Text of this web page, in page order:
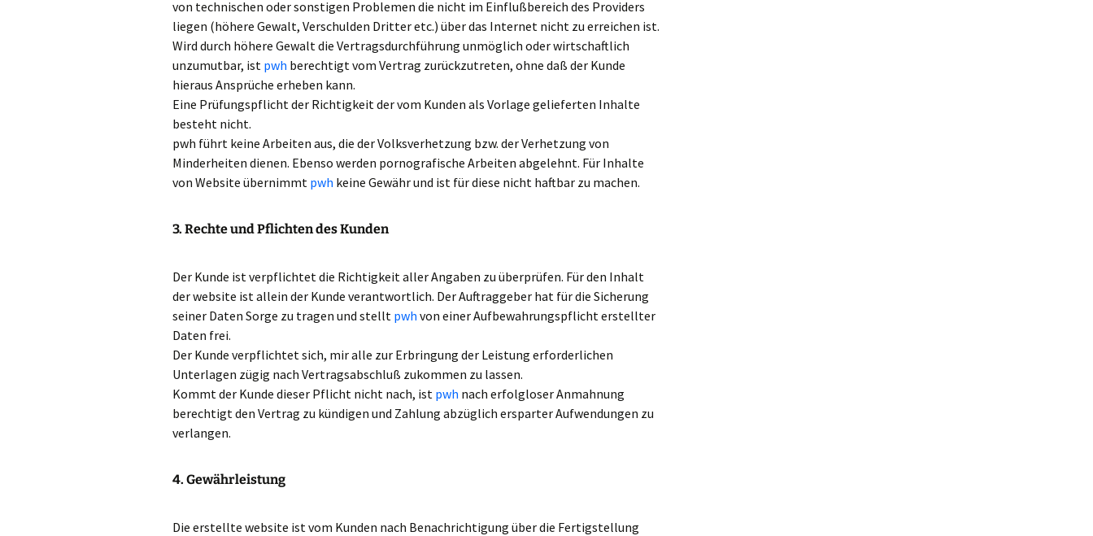
von technischen oder sonstigen Problemen die nicht im Einflußbereich des Providers
liegen (höhere Gewalt, Verschulden Dritter etc.) über das Internet nicht zu erreichen ist.
Wird durch höhere Gewalt die Vertragsdurchführung unmöglich oder wirtschaftlich
unzumutbar, ist pwh berechtigt vom Vertrag zurückzutreten, ohne daß der Kunde
hieraus Ansprüche erheben kann.
Eine Prüfungspflicht der Richtigkeit der vom Kunden als Vorlage gelieferten Inhalte
besteht nicht.
pwh führt keine Arbeiten aus, die der Volksverhetzung bzw. der Verhetzung von
Minderheiten dienen. Ebenso werden pornografische Arbeiten abgelehnt. Für Inhalte
von Website übernimmt pwh keine Gewähr und ist für diese nicht haftbar zu machen.
3. Rechte und Pflichten des Kunden
Der Kunde ist verpflichtet die Richtigkeit aller Angaben zu überprüfen. Für den Inhalt
der website ist allein der Kunde verantwortlich. Der Auftraggeber hat für die Sicherung
seiner Daten Sorge zu tragen und stellt pwh von einer Aufbewahrungspflicht erstellter
Daten frei.
Der Kunde verpflichtet sich, mir alle zur Erbringung der Leistung erforderlichen
Unterlagen zügig nach Vertragsabschluß zukommen zu lassen.
Kommt der Kunde dieser Pflicht nicht nach, ist pwh nach erfolgloser Anmahnung
berechtigt den Vertrag zu kündigen und Zahlung abzüglich ersparter Aufwendungen zu
verlangen.
4. Gewährleistung
Die erstellte website ist vom Kunden nach Benachrichtigung über die Fertigstellung